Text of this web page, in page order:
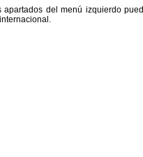
apartados del menú izquierdo